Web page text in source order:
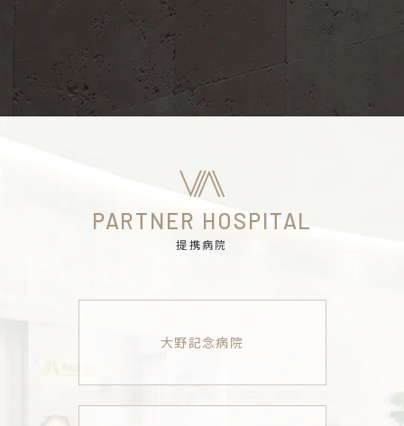
PARTNER HOSPITAL
提携病院
大野記念病院